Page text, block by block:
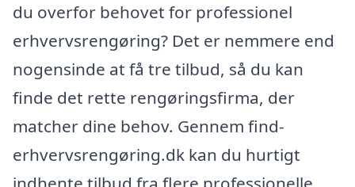
du overfor behovet for professionel
erhvervsrengøring? Det er nemmere end
nogensinde at få tre tilbud, så du kan
finde det rette rengøringsfirma, der
matcher dine behov. Gennem find-
erhvervsrengøring.dk kan du hurtigt